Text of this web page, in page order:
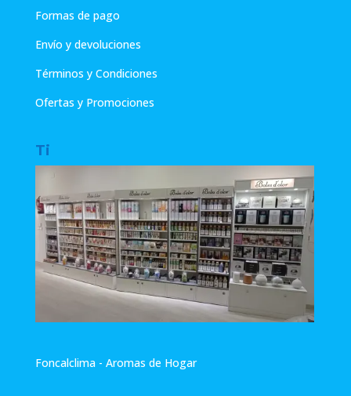
Formas de pago
Envío y devoluciones
Términos y Condiciones
Ofertas y Promociones
Ti
Foncalclima - Aromas de Hogar